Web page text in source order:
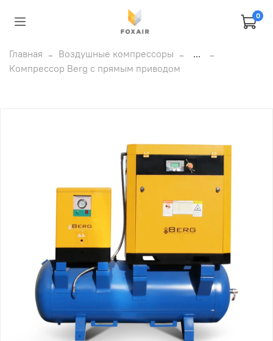
0
Главная Воздушные компрессоры
...
Компрессор Berg c прямым приводом